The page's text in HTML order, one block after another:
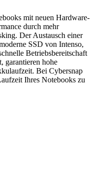
mit neuen Hardware-
durch mehr
Der Austausch einer
SSD von Intenso,
Betriebsbereitschaft
garantieren hohe
Bei Cybersnap
Ihres Notebooks zu